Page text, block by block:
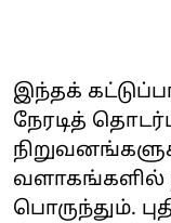
இந்தக்
நேரடித்
வளாகங்களில்
பொருந்தும்.